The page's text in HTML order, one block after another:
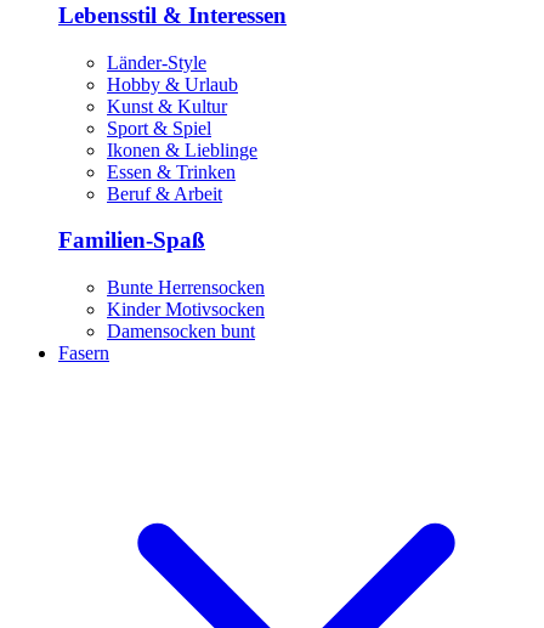
Lebensstil & Interessen
Länder-Style
Hobby & Urlaub
Kunst & Kultur
Sport & Spiel
Ikonen & Lieblinge
Essen & Trinken
Beruf & Arbeit
Familien-Spaß
Bunte Herrensocken
Kinder Motivsocken
Damensocken bunt
Fasern